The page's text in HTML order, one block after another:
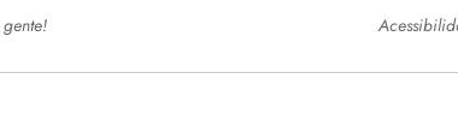
Editais de Licitações
Chamamentos